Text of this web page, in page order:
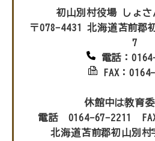
初山別村役場 しょさ
〒078-4431 北海道苫前郡
7
電話：
FAX：
休館中は教育
電話 0164-67-2211
北海道苫前郡初山別村